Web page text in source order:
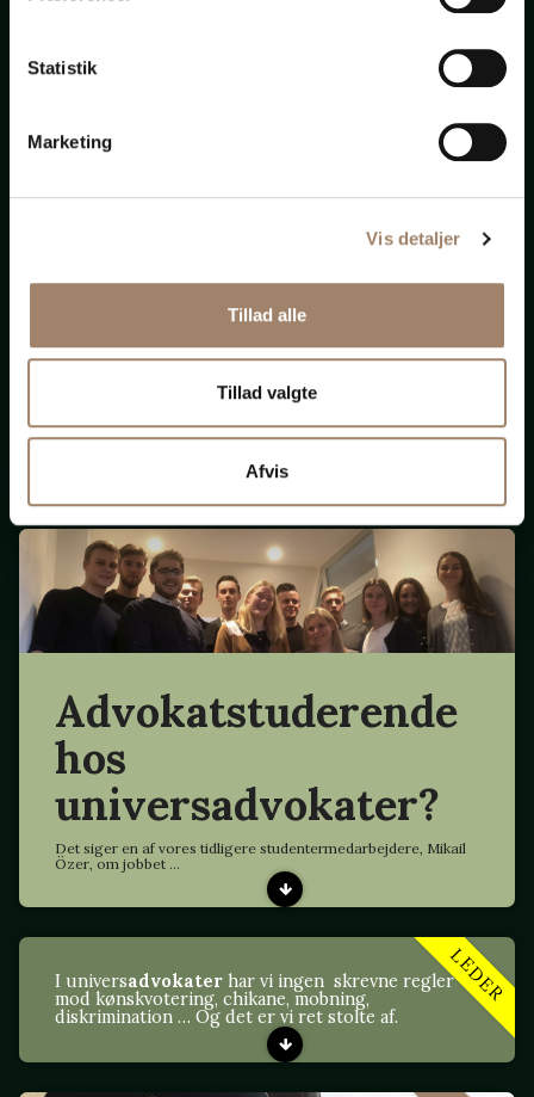
Statistik
Marketing
Vis detaljer
Tillad alle
Tillad valgte
Afvis
bistand
til
Nye krav om ligeløn
og
løngennemsigtighed
(Opdateret 131125)
Advokatstuderende
hos
universadvokater?
Det siger en af vores tidligere studentermedarbejdere, Mikail
Özer, om jobbet ...
LEDER
I universadvokaterhar vi ingen skrevne regler
mod kønskvotering, chikane, mobning,
diskrimination … Og det er vi ret stolte af.